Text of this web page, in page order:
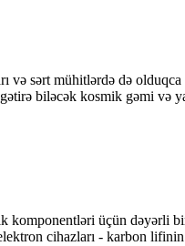
və sərt mühitlərdə də
biləcək kosmik gəmi
üçün dəyərli
cihazları - karbon